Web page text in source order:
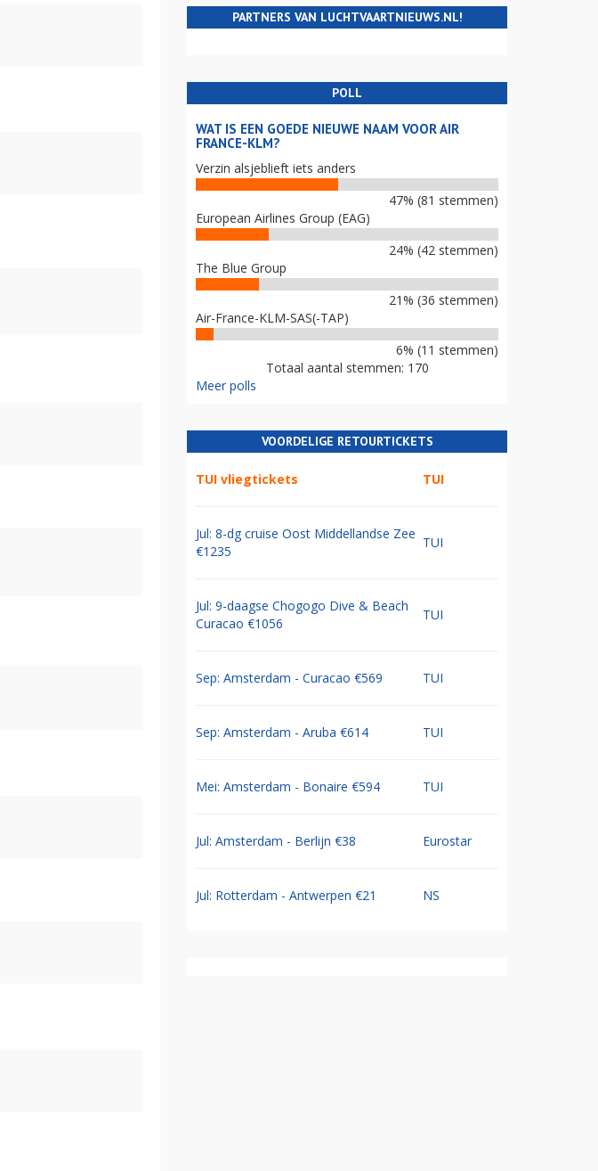
PARTNERS VAN LUCHTVAARTNIEUWS.NL!
POLL
WAT IS EEN GOEDE NIEUWE NAAM VOOR AIR
FRANCE-KLM?
Verzin alsjeblieft iets anders
47% (81 stemmen)
European Airlines Group (EAG)
24% (42 stemmen)
The Blue Group
21% (36 stemmen)
Air-France-KLM-SAS(-TAP)
6% (11 stemmen)
Totaal aantal stemmen: 170
Meer polls
VOORDELIGE RETOURTICKETS
TUI vliegtickets TUI
Jul: 8-dg cruise Oost Middellandse Zee
€1235
TUI
Jul: 9-daagse Chogogo Dive & Beach
Curacao €1056
TUI
Sep: Amsterdam - Curacao €569 TUI
Sep: Amsterdam - Aruba €614 TUI
Mei: Amsterdam - Bonaire €594 TUI
Jul: Amsterdam - Berlijn €38 Eurostar
Jul: Rotterdam - Antwerpen €21 NS